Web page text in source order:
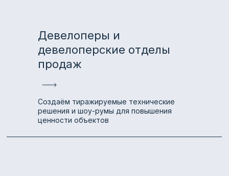
Девелоперы и
девелоперские отделы
продаж
Создаём тиражируемые технические
решения и шоу-румы для повышения
ценности объектов